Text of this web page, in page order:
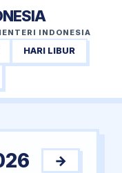
INDONESIA
HARI LIBUR
→